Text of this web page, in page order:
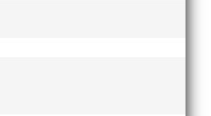
”Årets pulshöjare”,